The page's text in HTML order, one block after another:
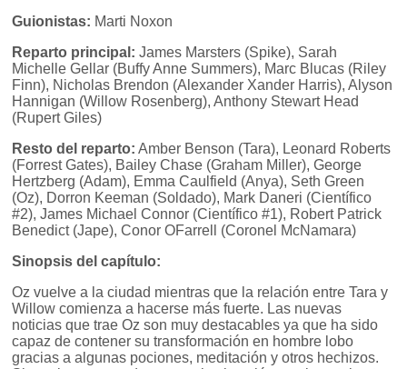
Guionistas: Marti Noxon
Reparto principal: James Marsters (Spike), Sarah
Michelle Gellar (Buffy Anne Summers), Marc Blucas (Riley
Finn), Nicholas Brendon (Alexander Xander Harris), Alyson
Hannigan (Willow Rosenberg), Anthony Stewart Head
(Rupert Giles)
Resto del reparto: Amber Benson (Tara), Leonard Roberts
(Forrest Gates), Bailey Chase (Graham Miller), George
Hertzberg (Adam), Emma Caulfield (Anya), Seth Green
(Oz), Dorron Keeman (Soldado), Mark Daneri (Científico
#2), James Michael Connor (Científico #1), Robert Patrick
Benedict (Jape), Conor OFarrell (Coronel McNamara)
Sinopsis del capítulo:
Oz vuelve a la ciudad mientras que la relación entre Tara y
Willow comienza a hacerse más fuerte. Las nuevas
noticias que trae Oz son muy destacables ya que ha sido
capaz de contener su transformación en hombre lobo
gracias a algunas pociones, meditación y otros hechizos.